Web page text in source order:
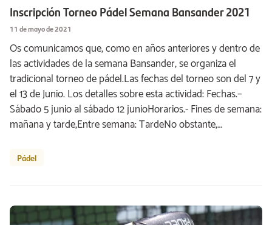
Inscripción Torneo Pádel Semana Bansander 2021
11 de mayo de 2021
Os comunicamos que, como en años anteriores y dentro de
las actividades de la semana Bansander, se organiza el
tradicional torneo de pádel.Las fechas del torneo son del 7 y
el 13 de Junio. Los detalles sobre esta actividad: Fechas.–
Sábado 5 junio al sábado 12 junioHorarios.- Fines de semana:
mañana y tarde,Entre semana: TardeNo obstante,…
Pádel